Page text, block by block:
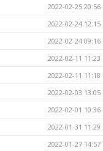
2022-02-25 20:56
2022-02-24 12:15
2022-02-24 09:16
2022-02-11 11:23
2022-02-11 11:18
2022-02-03 13:05
2022-02-01 10:36
2022-01-31 11:29
2022-01-27 14:57